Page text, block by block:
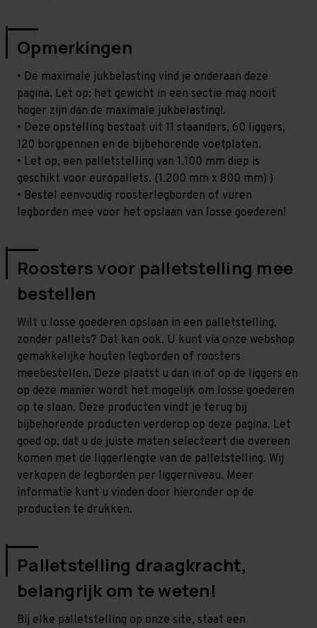
Opmerkingen
• De maximale jukbelasting vind je onderaan deze
pagina. Let op: het gewicht in een sectie mag nooit
hoger zijn dan de maximale jukbelasting!.
• Deze opstelling bestaat uit 11 staanders, 60 liggers,
120 borgpennen en de bijbehorende voetplaten.
• Let op, een palletstelling van 1.100 mm diep is
geschikt voor europallets. (1.200 mm x 800 mm) )
• Bestel eenvoudig roosterlegborden of vuren
legborden mee voor het opslaan van losse goederen!
Roosters voor palletstelling mee
bestellen
Wilt u losse goederen opslaan in een palletstelling,
zonder pallets? Dat kan ook. U kunt via onze webshop
gemakkelijke houten legborden of roosters
meebestellen. Deze plaatst u dan in of op de liggers en
op deze manier wordt het mogelijk om losse goederen
op te slaan. Deze producten vindt je terug bij
bijbehorende producten verderop op deze pagina. Let
goed op, dat u de juiste maten selecteert die overeen
komen met de liggerlengte van de palletstelling. Wij
verkopen de legborden per liggerniveau. Meer
informatie kunt u vinden door hieronder op de
producten te drukken.
Palletstelling draagkracht,
belangrijk om te weten!
Bij elke palletstelling op onze site, staat een